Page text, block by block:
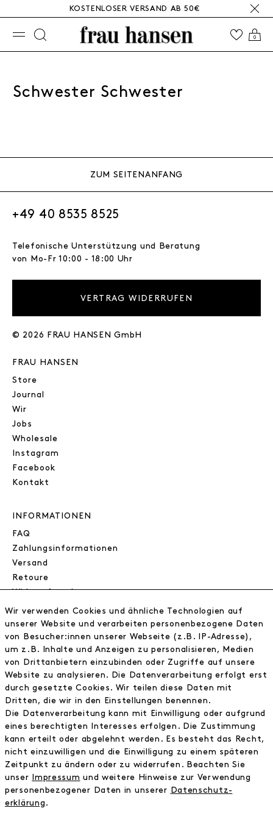
KOSTENLOSER VERSAND AB 50€
0
☰
Schwester Schwester
ZUM SEITENANFANG
+49 40 8535 8525
Telefonische Unterstützung und Beratung
von Mo-Fr 10:00 - 18:00 Uhr
VERTRAG WIDERRUFEN
© 2026 FRAU HANSEN GmbH
FRAU HANSEN
Store
Journal
Wir
Jobs
Wholesale
Instagram
Facebook
Kontakt
INFORMATIONEN
FAQ
Zahlungsinformationen
Versand
Retoure
Widerrufsrecht
Datenschutz
AGB
Impressum
NEWSLETTER
Erhalte exklusive Neuigkeiten!
Ich bestätige die Datenschutzbestimmung
* inkl. MwSt. zzgl. Versandkosten
Wir verwenden Cookies und ähnliche Technologien auf
unserer Website und verarbeiten personenbezogene Daten
von Besucher:innen unserer Webseite (z.B. IP-Adresse),
um z.B. Inhalte und Anzeigen zu personalisieren, Medien
von Drittanbietern einzubinden oder Zugriffe auf unsere
Website zu analysieren. Die Datenverarbeitung erfolgt erst
durch gesetzte Cookies. Wir teilen diese Daten mit
Dritten, die wir in den Einstellungen benennen.
Die Datenverarbeitung kann mit Einwilligung oder aufgrund
eines berechtigten Interesses erfolgen. Die Zustimmung
kann erteilt oder abgelehnt werden. Es besteht das Recht,
nicht einzuwilligen und die Einwilligung zu einem späteren
Zeitpunkt zu ändern oder zu widerrufen. Beachten Sie
unser
Impressum und weitere Hinweise zur Verwendung
personenbezogener Daten in unserer
Daten­schutz­
erklärung .